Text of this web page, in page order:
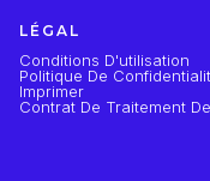
LÉGAL
Conditions D'utilisation
Politique De
Imprimer
Contrat De Traitement